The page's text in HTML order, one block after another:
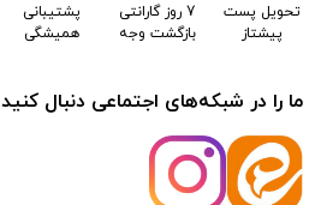
تحویل پست
پیشتاز
7 روز گارانتی
بازگشت وجه
پشتیبانی
همیشگی
ما را در شبکه‌های اجتماعی دنبال کنید